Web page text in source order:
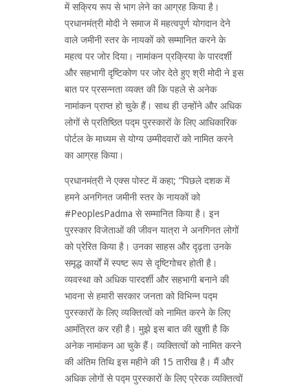
में सक्रिय रूप से भाग लेने का आग्रह किया है।
प्रधानमंत्री मोदी ने समाज में महत्वपूर्ण योगदान देने
वाले जमीनी स्तर के नायकों को सम्‍मानित करने के
महत्व पर जोर दिया। नामांकन प्रक्रिया के पारदर्शी
और सहभागी दृष्टिकोण पर जोर देते हुए श्री मोदी ने इस
बात पर प्रसन्नता व्यक्त की कि पहले से अनेक
नामांकन प्राप्त हो चुके हैं। साथ ही उन्‍होंने और अधिक
लोगों से प्रतिष्ठित पद्म पुरस्कारों के लिए आधिकारिक
पोर्टल के माध्यम से योग्य उम्मीदवारों को नामित करने
का आग्रह किया।
प्रधानमंत्री ने एक्‍स पोस्ट में कहा; “पिछले दशक में
हमने अनगिनत जमीनी स्तर के नायकों को
#PeoplesPadma से सम्मानित किया है। इन
पुरस्कार विजेताओं की जीवन यात्रा ने अनगिनत लोगों
को प्रेरित किया है। उनका साहस और दृढ़ता उनके
समृद्ध कार्यों में स्पष्ट रूप से दृष्टिगोचर होती है।
व्यवस्था को अधिक पारदर्शी और सहभागी बनाने की
भावना से हमारी सरकार जनता को विभिन्न पद्म
पुरस्कारों के लिए व्‍यक्तित्‍वों को नामित करने के लिए
आमंत्रित कर रही है। मुझे इस बात की खुशी है कि
अनेक नामांकन आ चुके हैं। व्‍यक्तित्‍वों को नामित करने
की अंतिम तिथि इस महीने की 15 तारीख है। मैं और
अधिक लोगों से पद्म पुरस्कारों के लिए प्रेरक व्यक्तित्वों